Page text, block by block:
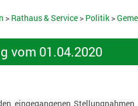
> Rathaus & Service> Politik>
vom 01.04.2020
eingegangenen